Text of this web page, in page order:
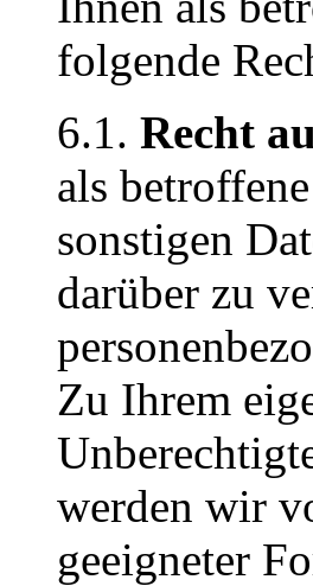
folgende
6.1. Recht
als
sonstigen
darüber zu
Zu Ihrem
werden wir
geeigneter